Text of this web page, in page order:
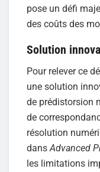
pose un défi
des coûts des
Solution
Pour relever ce
une solution
de prédistorsion
de
résolution
dansAdvanced
les limitations